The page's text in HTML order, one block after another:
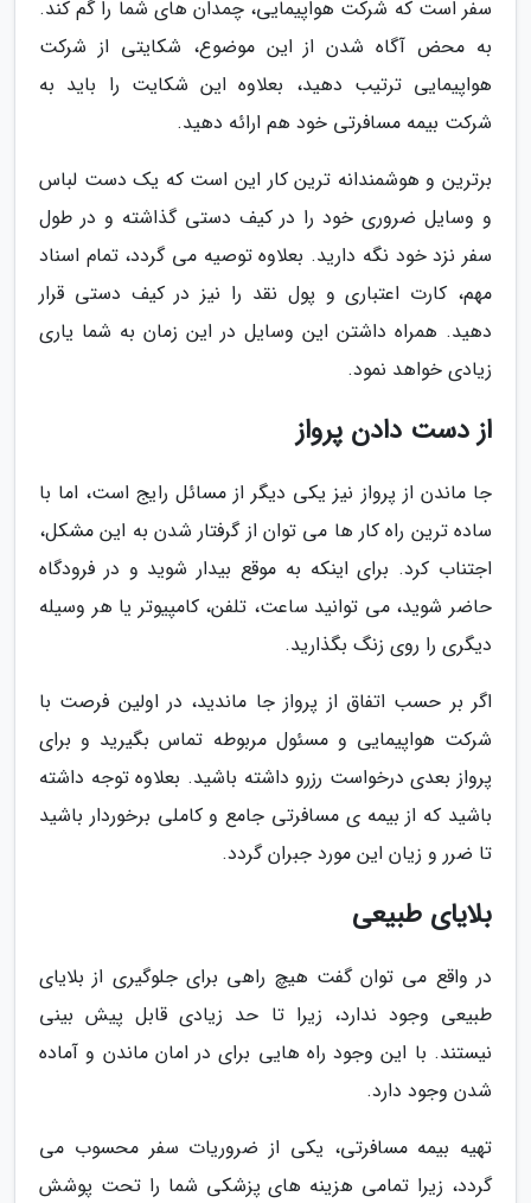
سفر است که شرکت هواپیمایی، چمدان های شما را گم کند.
به محض آگاه شدن از این موضوع، شکایتی از شرکت
هواپیمایی ترتیب دهید، بعلاوه این شکایت را باید به
شرکت بیمه مسافرتی خود هم ارائه دهید.
برترین و هوشمندانه ترین کار این است که یک دست لباس
و وسایل ضروری خود را در کیف دستی گذاشته و در طول
سفر نزد خود نگه دارید. بعلاوه توصیه می گردد، تمام اسناد
مهم، کارت اعتباری و پول نقد را نیز در کیف دستی قرار
دهید. همراه داشتن این وسایل در این زمان به شما یاری
زیادی خواهد نمود.
از دست دادن پرواز
جا ماندن از پرواز نیز یکی دیگر از مسائل رایج است، اما با
ساده ترین راه کار ها می توان از گرفتار شدن به این مشکل،
اجتناب کرد. برای اینکه به موقع بیدار شوید و در فرودگاه
حاضر شوید، می توانید ساعت، تلفن، کامپیوتر یا هر وسیله
دیگری را روی زنگ بگذارید.
اگر بر حسب اتفاق از پرواز جا ماندید، در اولین فرصت با
شرکت هواپیمایی و مسئول مربوطه تماس بگیرید و برای
پرواز بعدی درخواست رزرو داشته باشید. بعلاوه توجه داشته
باشید که از بیمه ی مسافرتی جامع و کاملی برخوردار باشید
تا ضرر و زیان این مورد جبران گردد.
بلایای طبیعی
در واقع می توان گفت هیچ راهی برای جلوگیری از بلایای
طبیعی وجود ندارد، زیرا تا حد زیادی قابل پیش بینی
نیستند. با این وجود راه هایی برای در امان ماندن و آماده
شدن وجود دارد.
تهیه بیمه مسافرتی، یکی از ضروریات سفر محسوب می
گردد، زیرا تمامی هزینه های پزشکی شما را تحت پوشش